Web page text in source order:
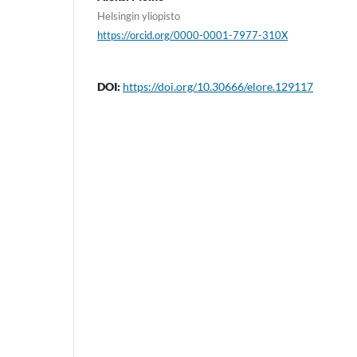
Helsingin yliopisto
https://orcid.org/0000-0001-7977-310X
DOI: https://doi.org/10.30666/elore.129117